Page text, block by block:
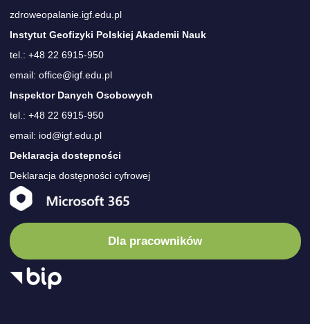
zdroweopalanie.igf.edu.pl
Instytut Geofizyki Polskiej Akademii Nauk
tel.: +48 22 6915-950
email: office@igf.edu.pl
Inspektor Danych Osobowych
tel.: +48 22 6915-950
email: iod@igf.edu.pl
Deklaracja dostepności
Deklaracja dostępności cyfrowej
Dla pracowników